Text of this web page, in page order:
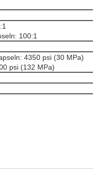
100:1
4350 psi (30 MPa)
psi (132 MPa)